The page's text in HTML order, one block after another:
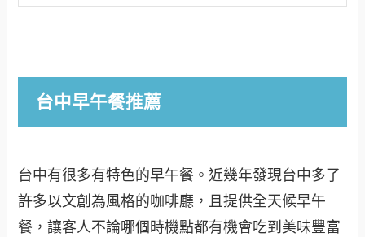
台中早午餐推薦
台中有很多有特色的早午餐。近幾年發現台中多了
許多以文創為風格的咖啡廳，且提供全天候早午
餐，讓客人不論哪個時機點都有機會吃到美味豐富